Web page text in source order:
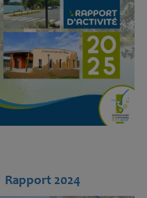
Rapport 2024